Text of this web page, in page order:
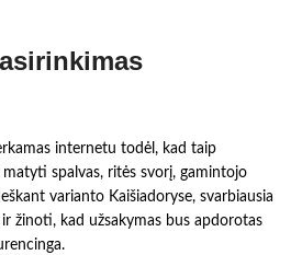
internetu todėl, kad taip
spalvas, ritės svorį, gamintojo
varianto Kaišiadoryse, svarbiausia
žinoti, kad užsakymas bus apdorotas